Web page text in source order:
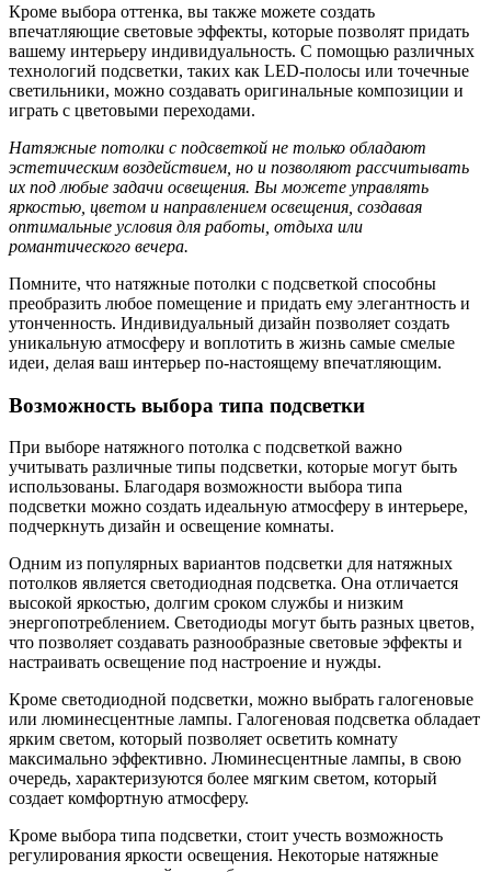
Кроме выбора оттенка, вы также можете создать
впечатляющие световые эффекты, которые позволят придать
вашему интерьеру индивидуальность. С помощью различных
технологий подсветки, таких как LED-полосы или точечные
светильники, можно создавать оригинальные композиции и
играть с цветовыми переходами.
Натяжные потолки с подсветкой не только обладают
эстетическим воздействием, но и позволяют рассчитывать
их под любые задачи освещения. Вы можете управлять
яркостью, цветом и направлением освещения, создавая
оптимальные условия для работы, отдыха или
романтического вечера.
Помните, что натяжные потолки с подсветкой способны
преобразить любое помещение и придать ему элегантность и
утонченность. Индивидуальный дизайн позволяет создать
уникальную атмосферу и воплотить в жизнь самые смелые
идеи, делая ваш интерьер по-настоящему впечатляющим.
Возможность выбора типа подсветки
При выборе натяжного потолка с подсветкой важно
учитывать различные типы подсветки, которые могут быть
использованы. Благодаря возможности выбора типа
подсветки можно создать идеальную атмосферу в интерьере,
подчеркнуть дизайн и освещение комнаты.
Одним из популярных вариантов подсветки для натяжных
потолков является светодиодная подсветка. Она отличается
высокой яркостью, долгим сроком службы и низким
энергопотреблением. Светодиоды могут быть разных цветов,
что позволяет создавать разнообразные световые эффекты и
настраивать освещение под настроение и нужды.
Кроме светодиодной подсветки, можно выбрать галогеновые
или люминесцентные лампы. Галогеновая подсветка обладает
ярким светом, который позволяет осветить комнату
максимально эффективно. Люминесцентные лампы, в свою
очередь, характеризуются более мягким светом, который
создает комфортную атмосферу.
Кроме выбора типа подсветки, стоит учесть возможность
регулирования яркости освещения. Некоторые натяжные